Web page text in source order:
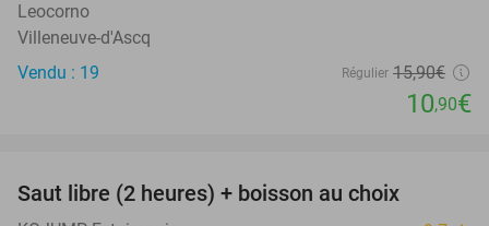
Leocorno
Villeneuve-d'Ascq
Vendu : 19
Régulier 15,90€
10,90€
Saut libre (2 heures) + boisson au choix